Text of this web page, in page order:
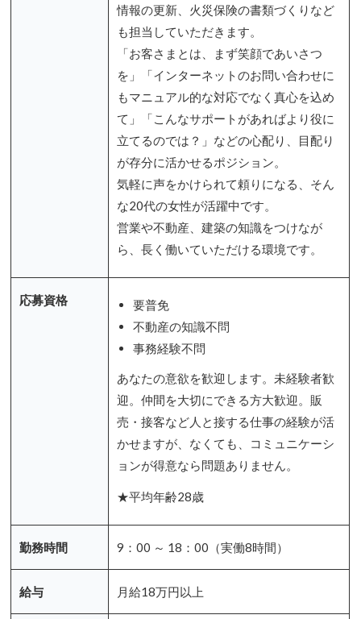
情報の更新、火災保険の書類づくりなど
も担当していただきます。
「お客さまとは、まず笑顔であいさつ
を」「インターネットのお問い合わせに
もマニュアル的な対応でなく真心を込め
て」「こんなサポートがあればより役に
立てるのでは？」などの心配り、目配り
が存分に活かせるポジション。
気軽に声をかけられて頼りになる、そん
な20代の女性が活躍中です。
営業や不動産、建築の知識をつけなが
ら、長く働いていただける環境です。
応募資格
要普免
不動産の知識不問
事務経験不問
あなたの意欲を歓迎します。未経験者歓
迎。仲間を大切にできる方大歓迎。販
売・接客など人と接する仕事の経験が活
かせますが、なくても、コミュニケーシ
ョンが得意なら問題ありません。
★平均年齢28歳
勤務時間 9：00 ～ 18：00（実働8時間）
給与 月給18万円以上